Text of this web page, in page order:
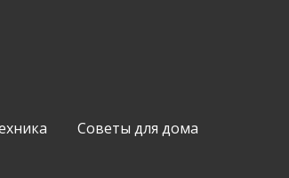
Советы для дома